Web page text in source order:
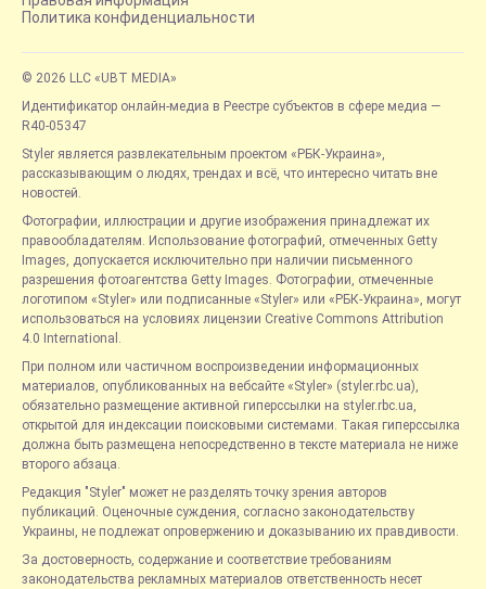
Политика конфиденциальности
© 2026 LLC «UBT MEDIA»
Идентификатор онлайн-медиа в Реестре субъектов в сфере медиа —
R40-05347
Styler является развлекательным проектом «РБК-Украина»,
рассказывающим о людях, трендах и всё, что интересно читать вне
новостей.
Фотографии, иллюстрации и другие изображения принадлежат их
правообладателям. Использование фотографий, отмеченных Getty
Images, допускается исключительно при наличии письменного
разрешения фотоагентства Getty Images. Фотографии, отмеченные
логотипом «Styler» или подписанные «Styler» или «РБК-Украина», могут
использоваться на условиях лицензии Creative Commons Attribution
4.0 International.
При полном или частичном воспроизведении информационных
материалов, опубликованных на вебсайте «Styler» (styler.rbc.ua),
обязательно размещение активной гиперссылки на styler.rbc.ua,
открытой для индексации поисковыми системами. Такая гиперссылка
должна быть размещена непосредственно в тексте материала не ниже
второго абзаца.
Редакция "Styler" может не разделять точку зрения авторов
публикаций. Оценочные суждения, согласно законодательству
Украины, не подлежат опровержению и доказыванию их правдивости.
За достоверность, содержание и соответствие требованиям
законодательства рекламных материалов ответственность несет